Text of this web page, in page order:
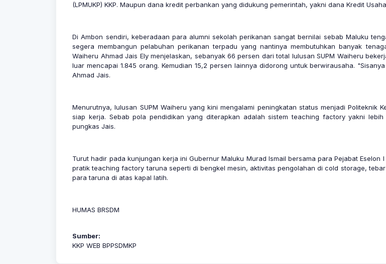
(LPMUKP) KKP. Maupun dana kredit perbankan yang didukung pemerintah, yakni dana Kredit Usaha
Di Ambon sendiri, keberadaan para alumni sekolah perikanan sangat bernilai sebab Maluku
segera membangun pelabuhan perikanan terpadu yang nantinya membutuhkan banyak
Waiheru Ahmad Jais Ely menjelaskan, sebanyak 66 persen dari total lulusan SUPM Waiheru
luar mencapai 1.845 orang. Kemudian 15,2 persen lainnya didorong untuk berwirausaha.
Ahmad Jais.
Menurutnya, lulusan SUPM Waiheru yang kini mengalami peningkatan status menjadi Politeknik
siap kerja. Sebab pola pendidikan yang diterapkan adalah sistem teaching factory yakni
pungkas Jais.
Turut hadir pada kunjungan kerja ini Gubernur Maluku Murad Ismail bersama para Pejabat Eselon
pratik teaching factory taruna seperti di bengkel mesin, aktivitas pengolahan di cold storage,
para taruna di atas kapal latih.
HUMAS BRSDM
Sumber:
KKP WEB BPPSDMKP